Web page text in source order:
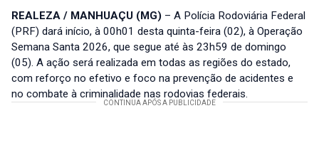
REALEZA / MANHUAÇU (MG) – A Polícia Rodoviária Federal
(PRF) dará início, à 00h01 desta quinta-feira (02), à Operação
Semana Santa 2026, que segue até às 23h59 de domingo
(05). A ação será realizada em todas as regiões do estado,
com reforço no efetivo e foco na prevenção de acidentes e
no combate à criminalidade nas rodovias federais.